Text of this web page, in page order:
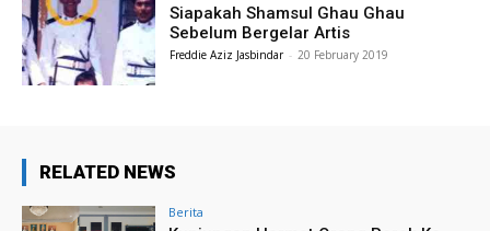
Siapakah Shamsul Ghau Ghau
Sebelum Bergelar Artis
Freddie Aziz Jasbindar - 20 February 2019
RELATED NEWS
Berita